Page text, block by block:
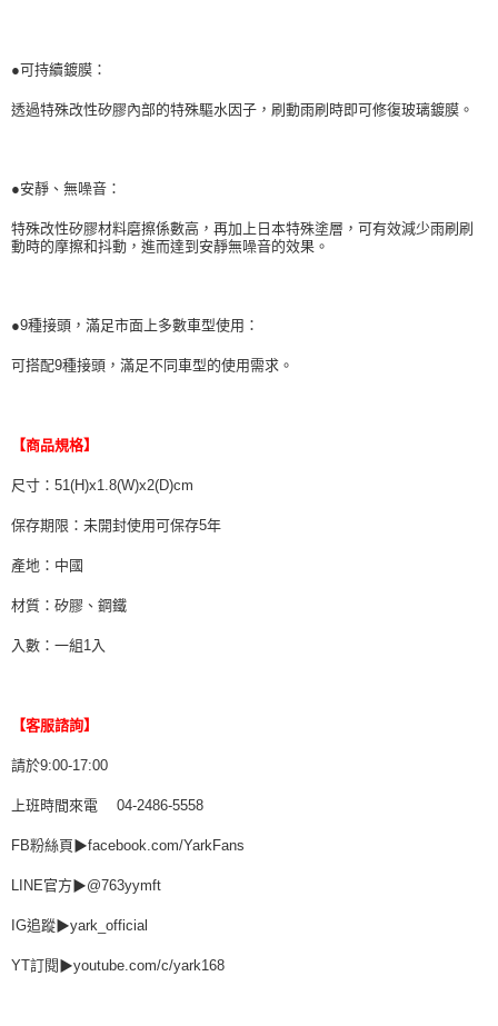
●可持續鍍膜：
透過特殊改性矽膠內部的特殊驅水因子，刷動雨刷時即可修復玻璃鍍膜。
●安靜、無噪音：
特殊改性矽膠材料磨擦係數高，再加上日本特殊塗層，可有效減少雨刷刷
動時的摩擦和抖動，進而達到安靜無噪音的效果。
●9種接頭，滿足市面上多數車型使用：
可搭配9種接頭，滿足不同車型的使用需求。
【商品規格】
尺寸：51(H)x1.8(W)x2(D)cm
保存期限：未開封使用可保存5年
產地：中國
材質：矽膠、鋼鐵
入數：一組1入
【客服諮詢】
請於9:00-17:00
上班時間來電 04-2486-5558
FB粉絲頁▶facebook.com/YarkFans
LINE官方▶@763yymft
IG追蹤▶yark_official
YT訂閱▶youtube.com/c/yark168